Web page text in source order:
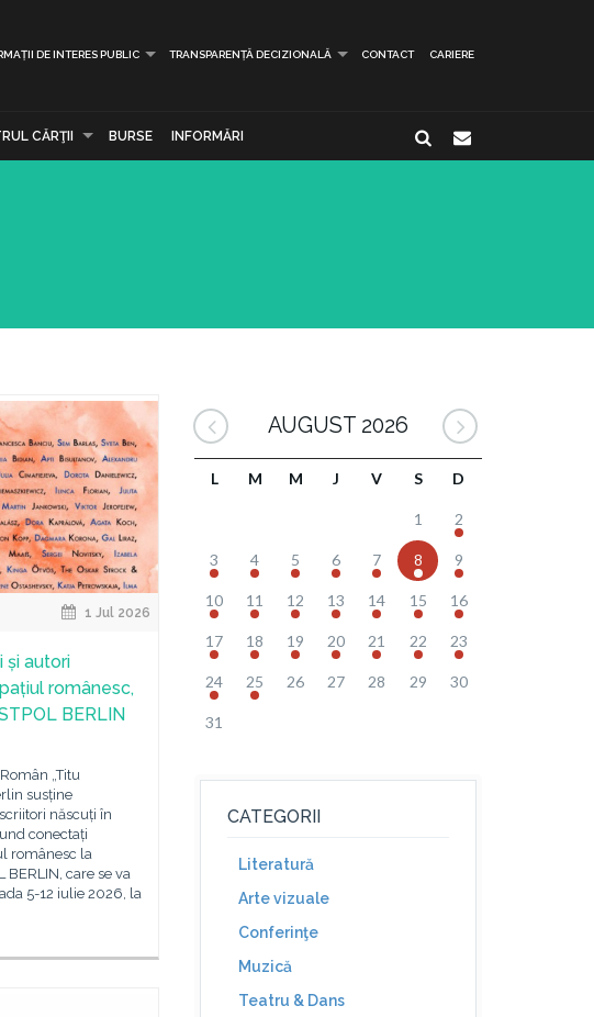
DE INTERES PUBLIC TRANSPARENȚĂ DECIZIONALĂ CONTACT CARIERE
CĂRŢII BURSE INFORMĂRI
1 Jul 2026
și autori
românesc,
BERLIN
„Titu
susține
născuți în
conectați
românesc la
BERLIN, care se va
5-12 iulie 2026, la
AUGUST 2026
L M M J V S D
1 2
3 4 5 6 7 8 9
10 11 12 13 14 15 16
17 18 19 20 21 22 23
24 25 26 27 28 29 30
31
CATEGORII
Literatură
Arte vizuale
Conferinţe
Muzică
Teatru & Dans